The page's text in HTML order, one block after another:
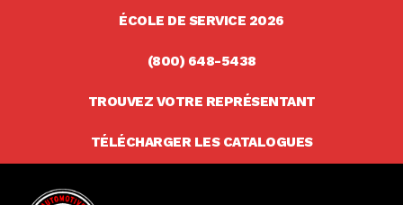
ÉCOLE DE SERVICE 2026
(800) 648-5438
TROUVEZ VOTRE REPRÉSENTANT
TÉLÉCHARGER LES CATALOGUES